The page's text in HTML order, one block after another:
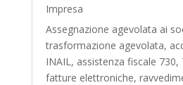
Impresa
Assegnazione agevolata ai
trasformazione agevolata,
INAIL, assistenza fiscale
fatture elettroniche,